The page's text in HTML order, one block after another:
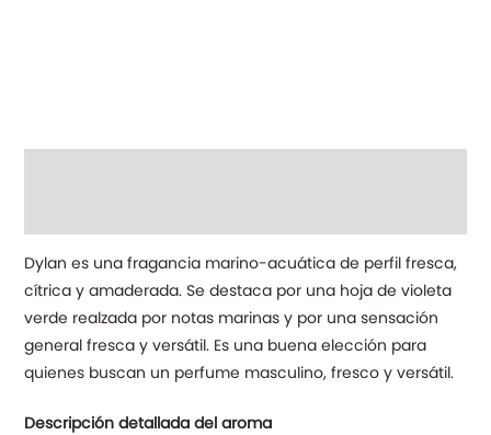
Dylan es una fragancia marino-acuática de perfil fresca,
cítrica y amaderada. Se destaca por una hoja de violeta
verde realzada por notas marinas y por una sensación
general fresca y versátil. Es una buena elección para
quienes buscan un perfume masculino, fresco y versátil.
Descripción detallada del aroma